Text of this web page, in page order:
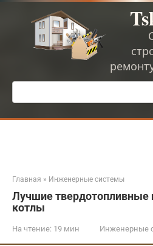
Перейти
Поиск:
Главная » Инженерные системы
Лучшие
котлы
На чтение: 19 мин Инженерные